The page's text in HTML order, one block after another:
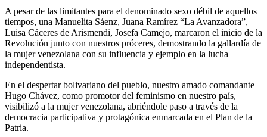
A pesar de las limitantes para el denominado sexo débil de aquellos
tiempos, una Manuelita Sáenz, Juana Ramírez “La Avanzadora”,
Luisa Cáceres de Arismendi, Josefa Camejo, marcaron el inicio de la
Revolución junto con nuestros próceres, demostrando la gallardía de
la mujer venezolana con su influencia y ejemplo en la lucha
independentista.
En el despertar bolivariano del pueblo, nuestro amado comandante
Hugo Chávez, como promotor del feminismo en nuestro país,
visibilizó a la mujer venezolana, abriéndole paso a través de la
democracia participativa y protagónica enmarcada en el Plan de la
Patria.